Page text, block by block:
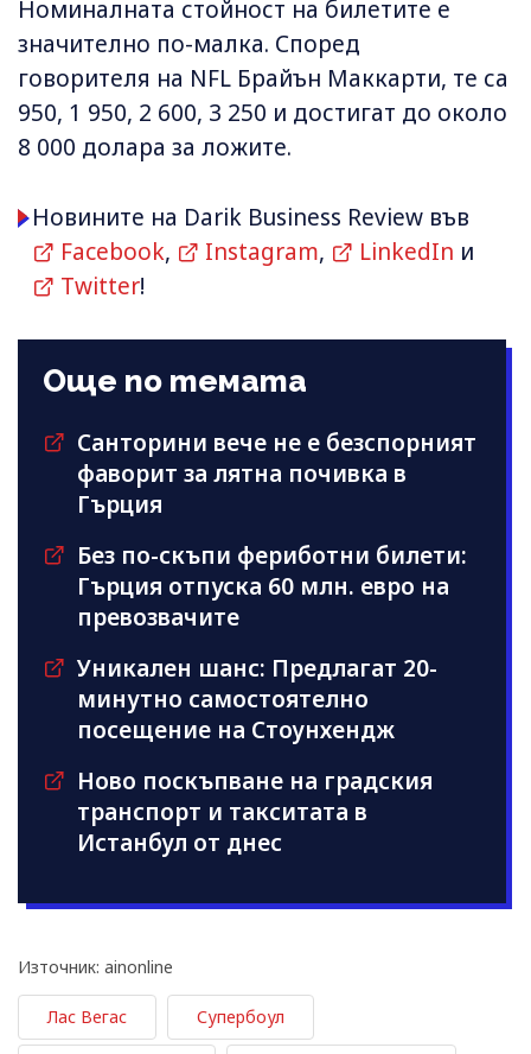
Номиналната стойност на билетите е
значително по-малка. Според
говорителя на NFL Брайън Маккарти, те са
950, 1 950, 2 600, 3 250 и достигат до около
8 000 долара за ложите.
Новините на Darik Business Review във
Facebook, Instagram, LinkedIn и
Twitter!
Още по темата
Санторини вече не е безспорният
фаворит за лятна почивка в
Гърция
Без по-скъпи фериботни билети:
Гърция отпуска 60 млн. евро на
превозвачите
Уникален шанс: Предлагат 20-
минутно самостоятелно
посещение на Стоунхендж
Ново поскъпване на градския
транспорт и такситата в
Истанбул от днес
Източник: ainonline
Лас Вегас Супербоул